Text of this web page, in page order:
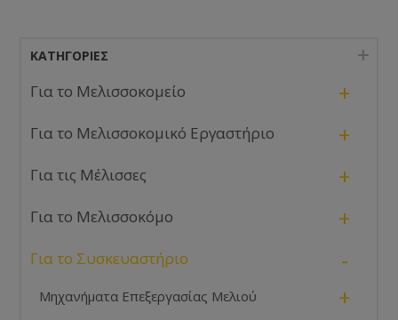
ΚΑΤΗΓΟΡΊΕΣ
Για το Μελισσοκομείο +
Για το Μελισσοκομικό Εργαστήριο +
Για τις Μέλισσες +
Για το Μελισσοκόμο +
Για το Συσκευαστήριο -
Μηχανήματα Επεξεργασίας Μελιού +